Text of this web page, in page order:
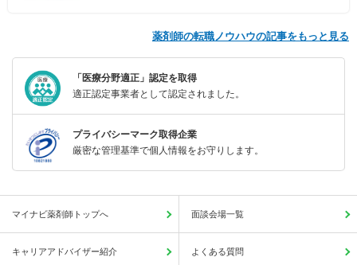
薬剤師の転職ノウハウの記事をもっと見る
「医療分野適正」認定を取得
適正認定事業者として認定されました。
プライバシーマーク取得企業
厳密な管理基準で個人情報をお守りします。
マイナビ薬剤師トップへ 面談会場一覧
キャリアアドバイザー紹介 よくある質問